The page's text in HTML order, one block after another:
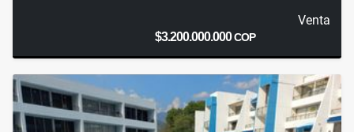
Venta
$3.200.000.000COP